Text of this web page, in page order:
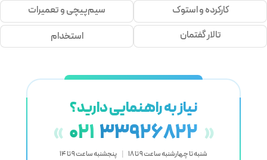
کارکرده و استوک
سیم‌پیچی و تعمیرات
تالار گفتمان
استخدام
نیاز به راهنمایی دارید؟
« 021 33926822 »
شنبه تا چهارشنبه ساعت 9 تا 18 | پنجشنبه ساعت 9 تا 14